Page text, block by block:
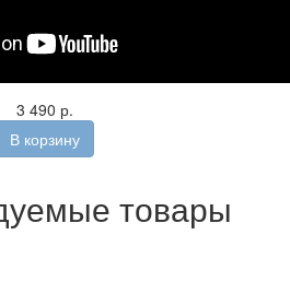
3 490 р.
В корзину
товары